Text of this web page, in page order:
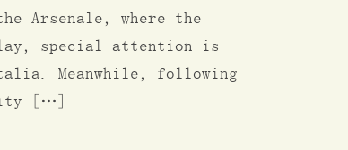
Arsenale, where the
special attention is
Meanwhile, following
[…]